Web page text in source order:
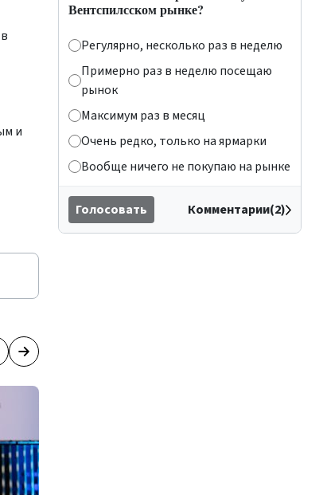
и
Вентспилсском рынке?
Регулярно, несколько раз в неделю
Примерно раз в неделю посещаю
рынок
Максимум раз в месяц
Очень редко, только на ярмарки
Вообще ничего не покупаю на рынке
Голосовать Комментарии(2)